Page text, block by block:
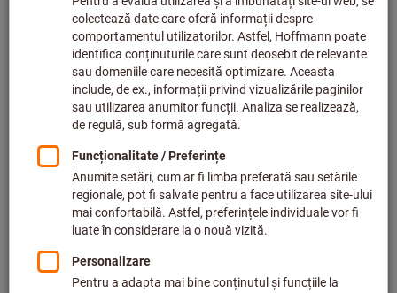
Cod articol.: 728645
Livrabil
5 variante
81,39 €
plus TVA,plus cost livrare
Accesaţi variantele
Cleşte de dezizolat MultiStrip 10,
10mm